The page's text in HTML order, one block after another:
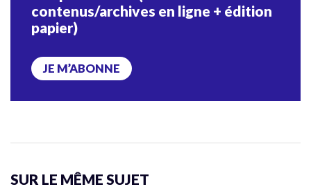
contenus/archives en ligne + édition
papier)
JE M’ABONNE
SUR LE MÊME SUJET